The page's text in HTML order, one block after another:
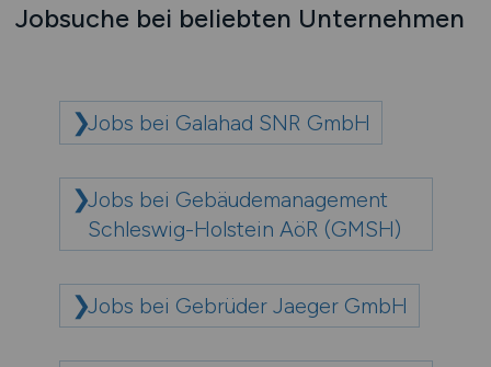
Jobsuche bei beliebten Unternehmen
Jobs bei Galahad SNR GmbH
Jobs bei Gebäudemanagement
Schleswig-Holstein AöR (GMSH)
Jobs bei Gebrüder Jaeger GmbH